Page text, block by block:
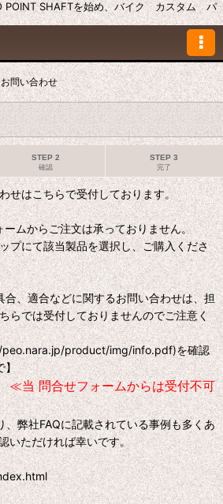
SHAFTを始め、バイク カスタム パ
お問い合わせ
STEP 2
確認
STEP 3
完了
せはこちらで受付しております。
ームからご注文は承っておりません。
プにて該当製品を選択し、ご購入くださ
合、適合などに関するお問い合わせは、担
らでは受付しておりませんのでご注意く
peo.nara.jp/product/img/info.pdf)を確認
】
≪当 問合せフォームからは受付不可
弊社FAQに記載されている事例も多くあ
いただければ幸いです。